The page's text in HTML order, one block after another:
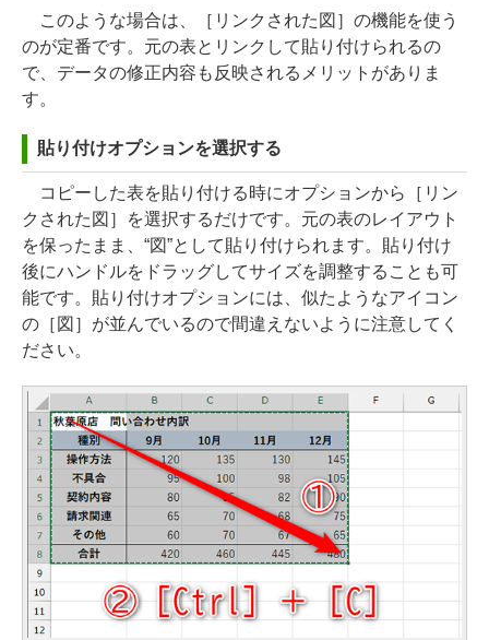
このような場合は、［リンクされた図］の機能を使う
のが定番です。元の表とリンクして貼り付けられるの
で、データの修正内容も反映されるメリットがありま
す。
貼り付けオプションを選択する
コピーした表を貼り付ける時にオプションから［リン
クされた図］を選択するだけです。元の表のレイアウト
を保ったまま、“図”として貼り付けられます。貼り付け
後にハンドルをドラッグしてサイズを調整することも可
能です。貼り付けオプションには、似たようなアイコン
の［図］が並んでいるので間違えないように注意してく
ださい。